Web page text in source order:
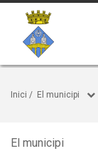
Inici / El municipi
El municipi